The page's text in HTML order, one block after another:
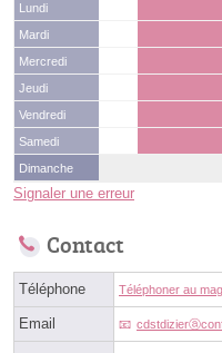
Lundi
Mardi
Mercredi
Jeudi
Vendredi
Samedi
Dimanche
Signaler une erreur
Contact
Téléphone Téléphoner au
Email